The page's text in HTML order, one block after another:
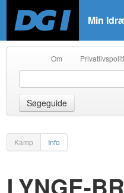
Min
Om
Søgeguide
Kamp Info